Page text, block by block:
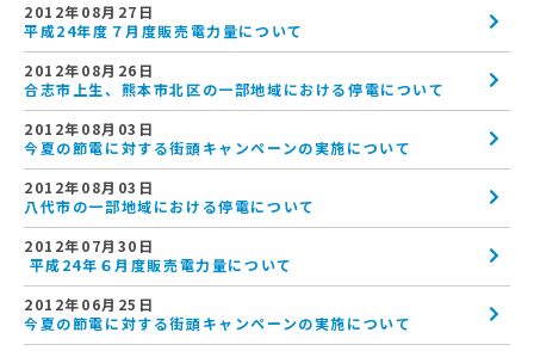
2012年08月27日
平成24年度７月度販売電力量について
2012年08月26日
合志市上生、熊本市北区の一部地域における停電について
2012年08月03日
今夏の節電に対する街頭キャンペーンの実施について
2012年08月03日
八代市の一部地域における停電について
2012年07月30日
平成24年６月度販売電力量について
2012年06月25日
今夏の節電に対する街頭キャンペーンの実施について